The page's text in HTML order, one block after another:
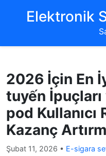
‌Elektronik
2026 İçin En
tuyến
pod Kullanıcı
Kazanç
Şubat 11, 2026 • E-sigara